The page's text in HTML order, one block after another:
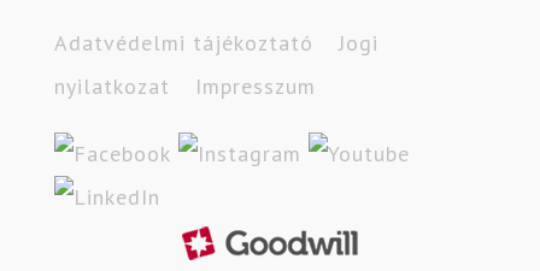
Adatvédelmi tájékoztató
Jogi
nyilatkozat
Impresszum